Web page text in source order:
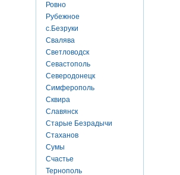
Ровно
Рубежное
с.Безруки
Свалява
Светловодск
Севастополь
Северодонецк
Симферополь
Сквира
Славянск
Старые Безрадычи
Стаханов
Сумы
Счастье
Тернополь